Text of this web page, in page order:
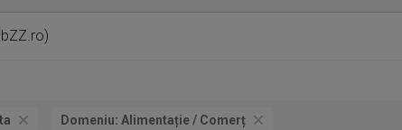
Domeniu: Alimentație / Comerț